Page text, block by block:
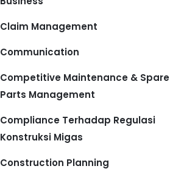
Claim Management
Communication
Competitive Maintenance & Spare
Parts Management
Compliance Terhadap Regulasi
Konstruksi Migas
Construction Planning